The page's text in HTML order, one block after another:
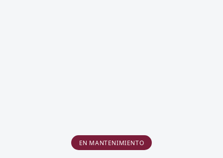
EN MANTENIMIENTO